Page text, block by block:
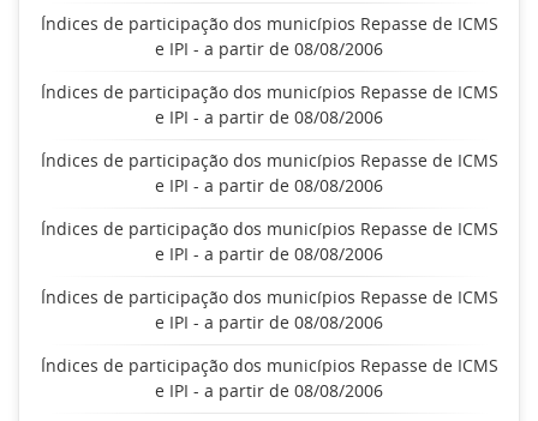
Índices de participação dos municípios Repasse de ICMS
e IPI - a partir de 08/08/2006
Índices de participação dos municípios Repasse de ICMS
e IPI - a partir de 08/08/2006
Índices de participação dos municípios Repasse de ICMS
e IPI - a partir de 08/08/2006
Índices de participação dos municípios Repasse de ICMS
e IPI - a partir de 08/08/2006
Índices de participação dos municípios Repasse de ICMS
e IPI - a partir de 08/08/2006
Índices de participação dos municípios Repasse de ICMS
e IPI - a partir de 08/08/2006